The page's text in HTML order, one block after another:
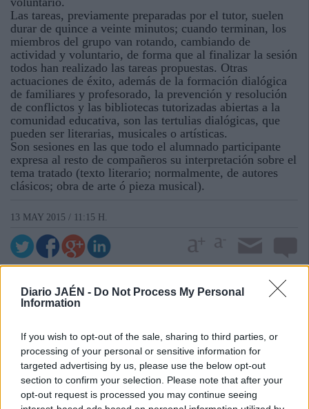
Diario JAÉN - Do Not Process My Personal
Information
If you wish to opt-out of the sale, sharing to third parties, or
processing of your personal or sensitive information for
targeted advertising by us, please use the below opt-out
section to confirm your selection. Please note that after your
opt-out request is processed you may continue seeing
Las tareas, previamente preparadas por el tutor, suelen
durar de quince a veinte minutos; cuando terminan, los
miembros del grupo van rotando, cambiando de
actividad y voluntario, de forma que al finalizar la sesión
todos han realizado las tareas propuestas. Otras
actuaciones de éxito, además de la formación dialógica
de familiares y profesorado, la prevención y resolución
de conflictos y las bibliotecas tutorizadas abiertas a la
comunidad educativa, son las tertulias dialógicas, que
pueden ser literarias, musicales o artísticas.
Son sesiones en las que todo el alumnado participante
expresa al resto de compañeros su interpretación sobre el
tema tratado (texto literario; normalmente, de autores
clásicos; obra de arte ó pieza musical).
13 MAY 2015 / 11:15 H.